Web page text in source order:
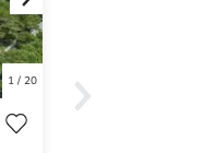
Next
1 /20